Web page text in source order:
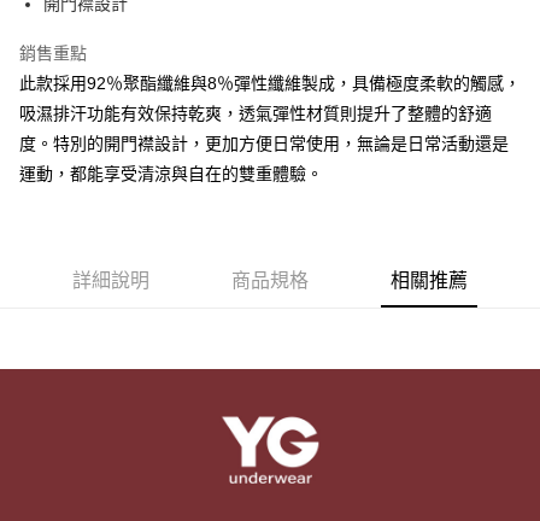
運送方式
全家取貨付款
每筆NT$80，滿NT$899(含以上)免運費
付款後全家取貨
每筆NT$80，滿NT$899(含以上)免運費
每筆NT$100，滿NT$899(含以上)免運費
銷售重點
此款採用92％聚酯纖維與8％彈性纖維製成，具備極度柔軟的觸感，
吸濕排汗功能有效保持乾爽，透氣彈性材質則提升了整體的舒適
度。特別的開門襟設計，更加方便日常使用，無論是日常活動還是
運動，都能享受清涼與自在的雙重體驗。
詳細說明 商品規格 相關推薦